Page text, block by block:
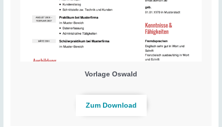
Vorlage Oswald
Zum Download